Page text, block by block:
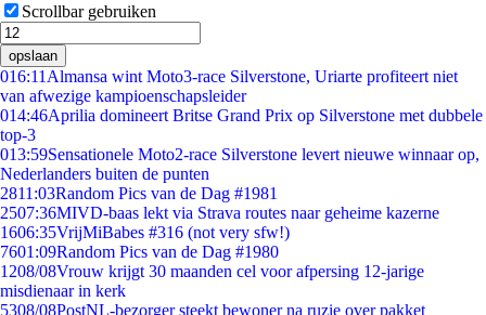
Scrollbar gebruiken
opslaan
016:11 Almansa wint Moto3-race Silverstone, Uriarte profiteert niet
van afwezige kampioenschapsleider
014:46Aprilia domineert Britse Grand Prix op Silverstone met dubbele
top-3
013:59Sensationele Moto2-race Silverstone levert nieuwe winnaar op,
Nederlanders buiten de punten
2811:03Random Pics van de Dag #1981
2507:36MIVD-baas lekt via Strava routes naar geheime kazerne
1606:35VrijMiBabes #316 (not very sfw!)
7601:09Random Pics van de Dag #1980
1208/08Vrouw krijgt 30 maanden cel voor afpersing 12-jarige
misdienaar in kerk
5308/08PostNL-bezorger steekt bewoner na ruzie over pakket